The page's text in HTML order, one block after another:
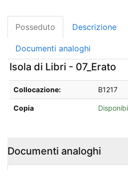
Posseduto Descrizione
Documenti analoghi
Isola di Libri - 07_Erato
Dettagli sul posseduto da Isola di
Collocazione: B1217
Copia
Documenti analoghi